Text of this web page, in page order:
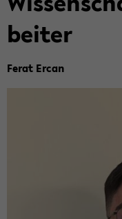
bei­ter
Ferat Ercan